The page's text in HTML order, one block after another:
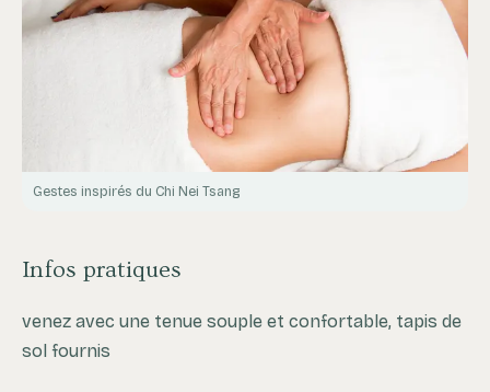
Gestes inspirés du Chi Nei Tsang
Infos pratiques
venez avec une tenue souple et confortable, tapis de
sol fournis